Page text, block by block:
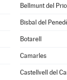
Bellmunt del
Bisbal del
Botarell
Camarles
Castellvell del